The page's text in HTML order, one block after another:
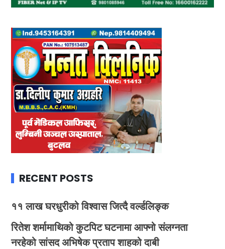
RECENT POSTS
११ लाख घरधुरीको विश्वास जित्दै वर्ल्डलिङ्क
रितेश शर्मामाथिको कुटपिट घटनामा आफ्नो संलग्नता
नरहेको सांसद अभिषेक प्रताप शाहको दाबी